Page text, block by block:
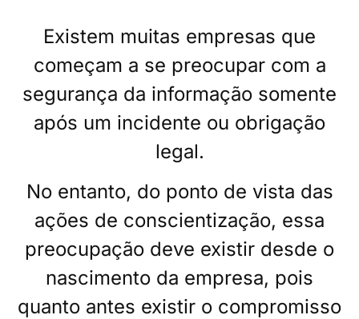
Existem muitas empresas que
começam a se preocupar com a
segurança da informação somente
após um incidente ou obrigação
legal.
No entanto, do ponto de vista das
ações de conscientização, essa
preocupação deve existir desde o
nascimento da empresa, pois
quanto antes existir o compromisso